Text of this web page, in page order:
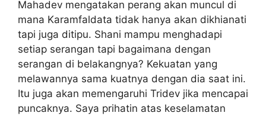
Mahadev mengatakan perang akan muncul di
mana Karamfaldata tidak hanya akan dikhianati
tapi juga ditipu. Shani mampu menghadapi
setiap serangan tapi bagaimana dengan
serangan di belakangnya? Kekuatan yang
melawannya sama kuatnya dengan dia saat ini.
Itu juga akan memengaruhi Tridev jika mencapai
puncaknya. Saya prihatin atas keselamatan